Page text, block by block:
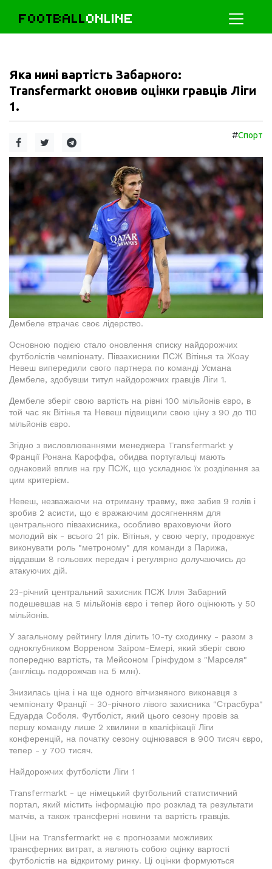
FOOTBALLONLINE
Яка нині вартість Забарного:
Transfermarkt оновив оцінки гравців Ліги
1.
#Спорт
Дембеле втрачає своє лідерство.
Основною подією стало оновлення списку найдорожчих
футболістів чемпіонату. Півзахисники ПСЖ Вітінья та Жоау
Невеш випередили свого партнера по команді Усмана
Дембеле, здобувши титул найдорожчих гравців Ліги 1.
Дембеле зберіг свою вартість на рівні 100 мільйонів євро, в
той час як Вітінья та Невеш підвищили свою ціну з 90 до 110
мільйонів євро.
Згідно з висловлюваннями менеджера Transfermarkt у
Франції Ронана Кароффа, обидва португальці мають
однаковий вплив на гру ПСЖ, що ускладнює їх розділення за
цим критерієм.
Невеш, незважаючи на отриману травму, вже забив 9 голів і
зробив 2 асисти, що є вражаючим досягненням для
центрального півзахисника, особливо враховуючи його
молодий вік - всього 21 рік. Вітінья, у свою чергу, продовжує
виконувати роль "метроному" для команди з Парижа,
віддавши 8 гольових передач і регулярно долучаючись до
атакуючих дій.
23-річний центральний захисник ПСЖ Ілля Забарний
подешевшав на 5 мільйонів євро і тепер його оцінюють у 50
мільйонів.
У загальному рейтингу Ілля ділить 10-ту сходинку - разом з
одноклубником Ворреном Заїром-Емері, який зберіг свою
попередню вартість, та Мейсоном Грінфудом з "Марселя"
(англієць подорожчав на 5 млн).
Знизилась ціна і на ще одного вітчизняного виконавця з
чемпіонату Франції - 30-річного лівого захисника "Страсбура"
Едуарда Соболя. Футболіст, який цього сезону провів за
першу команду лише 2 хвилини в кваліфікації Ліги
конференцій, на початку сезону оцінювався в 900 тисяч євро,
тепер - у 700 тисяч.
Найдорожчих футболісти Ліги 1
Transfermarkt - це німецький футбольний статистичний
портал, який містить інформацію про розклад та результати
матчів, а також трансферні новини та вартість гравців.
Ціни на Transfermarkt не є прогнозами можливих
трансферних витрат, а являють собою оцінку вартості
футболістів на відкритому ринку. Ці оцінки формуються